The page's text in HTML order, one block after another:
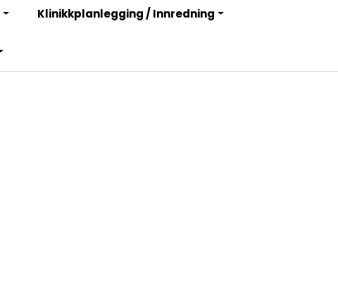
Klinikkplanlegging / Innredning